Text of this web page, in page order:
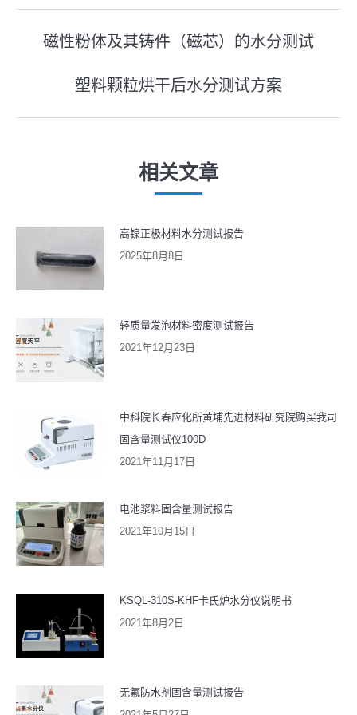
上
一
文
磁性粉体及其铸件（磁芯）的水分测试
下
一
文
章：
塑料颗粒烘干后水分测试方案
相关文章
高镍正极材料水分测试报告
2025年8月8日
轻质量发泡材料密度测试报告
2021年12月23日
中科院长春应化所黄埔先进材料研究院购买我司
固含量测试仪100D
2021年11月17日
电池浆料固含量测试报告
2021年10月15日
KSQL-310S-KHF卡氏炉水分仪说明书
2021年8月2日
无氟防水剂固含量测试报告